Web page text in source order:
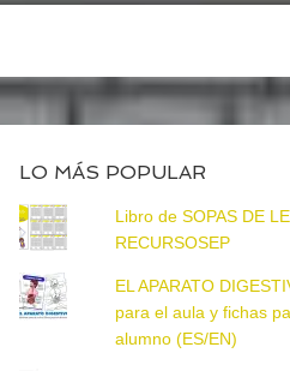
LO MÁS POPULAR
Libro de SOPAS DE
RECURSOSEP
EL APARATO
para el aula y fichas
alumno (ES/EN)